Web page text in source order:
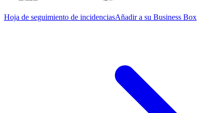
Hoja de seguimiento de incidenciasAñadir a su Business Box